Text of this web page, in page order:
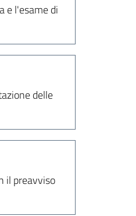
e l'esame di
delle
il preavviso